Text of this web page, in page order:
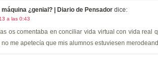
máquina ¿genial? | Diario de Pensador dice:
a las 0:43
os comentaba en conciliar vida virtual con vida real
no me apetecía que mis alumnos estuviesen